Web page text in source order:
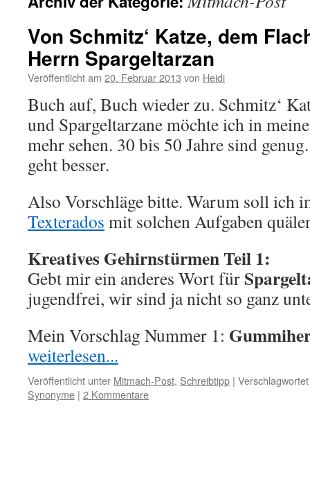
Von Schmitz‘ Katze, dem
Herrn Spargeltarzan
Veröffentlicht am 20. Februar 2013 von Heidi
Buch auf, Buch wieder zu. Schmitz‘
und Spargeltarzane möchte ich in
mehr sehen. 30 bis 50 Jahre sind
geht besser.
Also Vorschläge bitte. Warum soll ich
Texterados mit solchen Aufgaben
Kreatives Gehirnstürmen Teil 1:
Gebt mir ein anderes Wort für
jugendfrei, wir sind ja nicht so ganz
Mein Vorschlag Nummer 1:
weiterlesen...
Veröffentlicht unter Mitmach-Post, Schreibtipp |
Synonyme | 2 Kommentare